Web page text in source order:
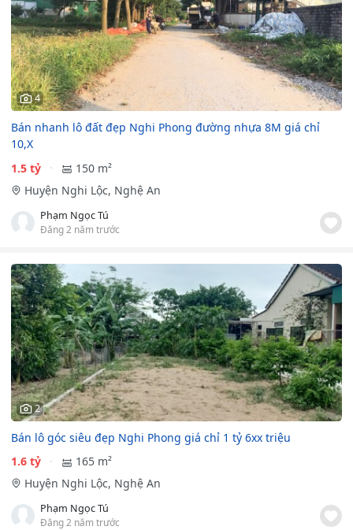
4
Bán nhanh lô đất đẹp Nghi Phong đường nhựa 8M giá chỉ
10,X
1.5 tỷ
150 m²
Huyện Nghi Lộc, Nghệ An
Phạm Ngọc Tú
Đăng 2 năm trước
2
Bán lô góc siêu đẹp Nghi Phong giá chỉ 1 tỷ 6xx triệu
1.6 tỷ
165 m²
Huyện Nghi Lộc, Nghệ An
Phạm Ngọc Tú
Đăng 2 năm trước